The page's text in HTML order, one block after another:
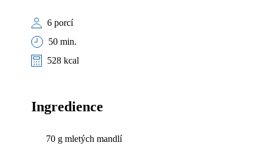
6 porcí
50 min.
528 kcal
Ingredience
70 g mletých mandlí